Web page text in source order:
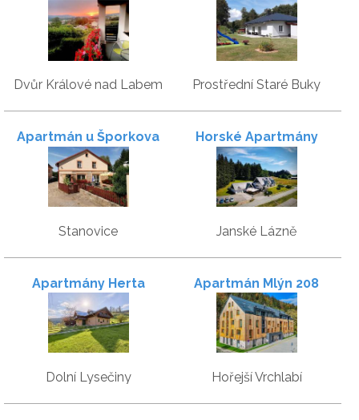
Dvůr Králové nad Labem Prostřední Staré Buky
Apartmán u Šporkova
mlýna
Stanovice
Horské Apartmány
Smrčina
Janské Lázně
Apartmány Herta
Dolní Lysečiny
Apartmán Mlýn 208
Hořejší Vrchlabí